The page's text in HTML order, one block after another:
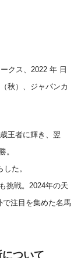
クス、2022 年 日
秋）、ジャパンカ
王者に輝き、翌
。
た。
挑戦。2024年の天
で注目を集めた名馬
ついて